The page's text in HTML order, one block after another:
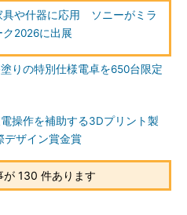
具や什器に応用 ソニーがミラ
ク2026に出展
りの特別仕様電卓を650台限定
操作を補助する3Dプリント製
デザイン賞金賞
が 130 件あります